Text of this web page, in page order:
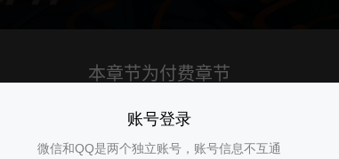
账号登录
微信和QQ是两个独立账号，账号信息不互通